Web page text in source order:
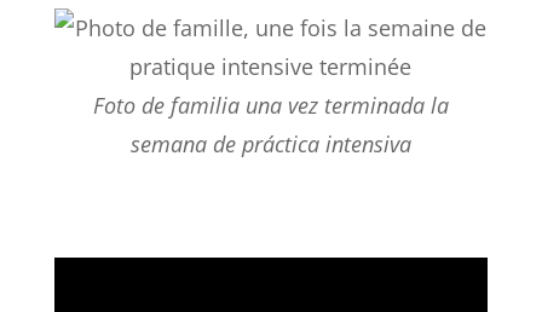
Foto de familia una vez terminada la
semana de práctica intensiva